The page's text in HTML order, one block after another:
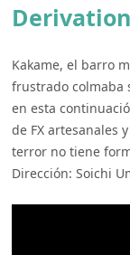
Derivation
Kakame, el barro
frustrado colmaba
en esta
de FX artesanales
terror no tiene
Dirección: Soichi